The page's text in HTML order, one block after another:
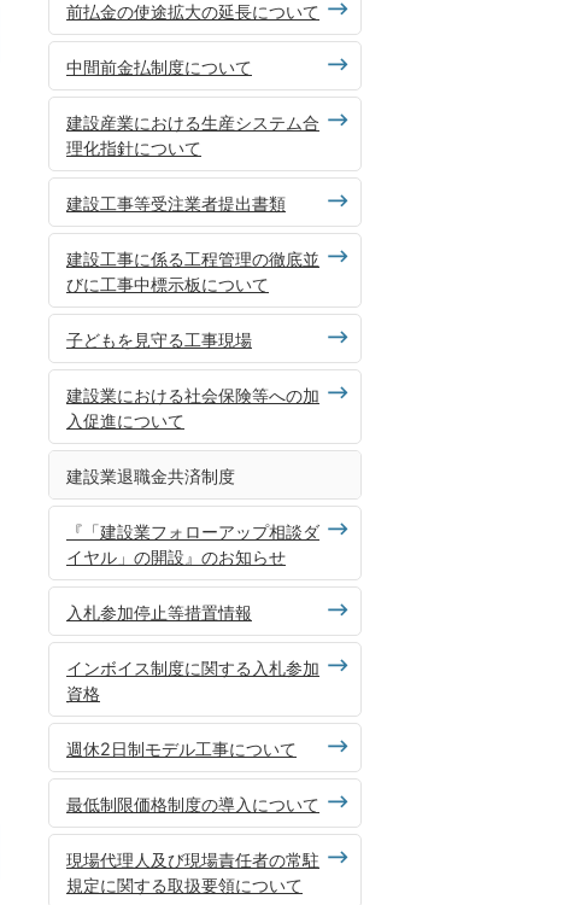
前払金の使途拡大の延長について
中間前金払制度について
建設産業における生産システム合
理化指針について
建設工事等受注業者提出書類
建設工事に係る工程管理の徹底並
びに工事中標示板について
子どもを見守る工事現場
建設業における社会保険等への加
入促進について
建設業退職金共済制度
『「建設業フォローアップ相談ダ
イヤル」の開設』のお知らせ
入札参加停止等措置情報
インボイス制度に関する入札参加
資格
週休2日制モデル工事について
最低制限価格制度の導入について
現場代理人及び現場責任者の常駐
規定に関する取扱要領について